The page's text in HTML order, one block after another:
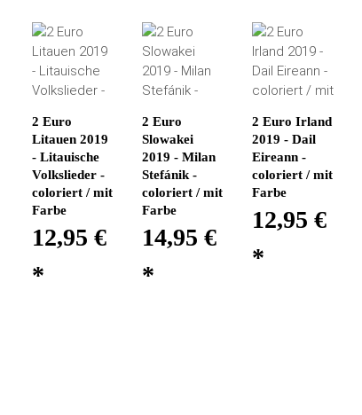
2 Euro
Litauen 2019
- Litauische
Volkslieder -
coloriert / mit
Farbe
12,95 €
*
2 Euro
Slowakei
2019 - Milan
Stefánik -
coloriert / mit
Farbe
14,95 €
*
2 Euro Irland
2019 - Dail
Eireann -
coloriert / mit
Farbe
12,95 €
*